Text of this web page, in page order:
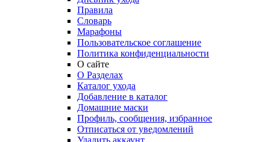
Правила
Словарь
Марафоны
Пользовательское соглашение
Политика конфиденциальности
О сайте
О Разделах
Каталог ухода
Добавление в каталог
Домашние маски
Профиль, сообщения, избранное
Отписаться от уведомлений
Удалить аккаунт